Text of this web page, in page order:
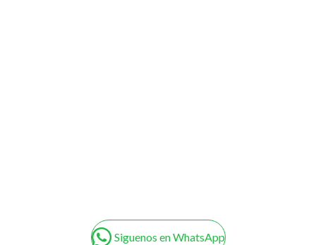
Siguenos en WhatsApp